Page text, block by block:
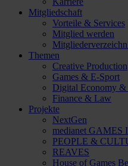
Mitgliedschaft
Vorteile & Services
Mitglied werden
Themen
Creative Production
Games & E-Sport
Digital Economy &
Finance & Law
Projekte
NextGen
medianet GAMES
PEOPLE &
REAVES
House of Games